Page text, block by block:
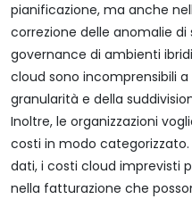
pianificazione, ma anche
correzione delle anomalie di
governance di ambienti
cloud sono incomprensibili
granularità e della
Inoltre, le organizzazioni
costi in modo
dati, i costi cloud imprevisti
nella fatturazione che